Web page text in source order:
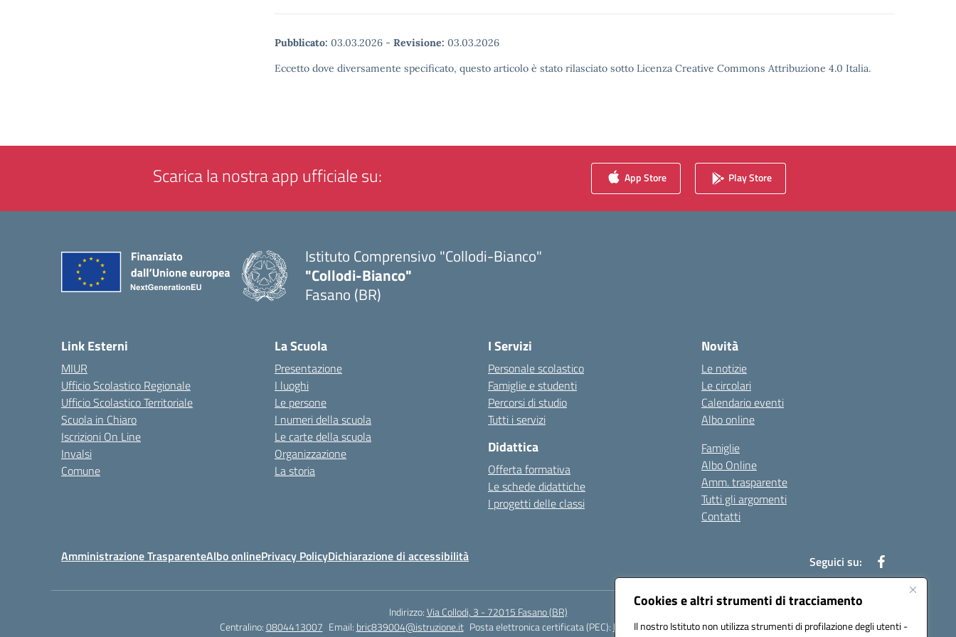
Cookies e altri strumenti di tracciamento
Il nostro Istituto non utilizza strumenti di profilazione degli utenti -
Pubblicato: 03.03.2026 - Revisione: 03.03.2026
Eccetto dove diversamente specificato, questo articolo è stato rilasciato sotto Licenza Creative Commons Attribuzione 4.0 Italia.
Scarica la nostra app ufficiale su: App Store Play Store
Istituto Comprensivo "Collodi-Bianco"
"Collodi-Bianco"
Fasano (BR)
Link Esterni
MIUR
Ufficio Scolastico Regionale
Ufficio Scolastico Territoriale
Scuola in Chiaro
Iscrizioni On Line
Invalsi
Comune
La Scuola
Presentazione
I luoghi
Le persone
I numeri della scuola
Le carte della scuola
Organizzazione
La storia
I Servizi
Personale scolastico
Famiglie e studenti
Percorsi di studio
Tutti i servizi
Didattica
Offerta formativa
Le schede didattiche
I progetti delle classi
Novità
Le notizie
Le circolari
Calendario eventi
Albo online
Famiglie
Albo Online
Amm. trasparente
Tutti gli argomenti
Contatti
Amministrazione TrasparenteAlbo onlinePrivacy PolicyDichiarazione di accessibilità Seguici su:
Indirizzo:Via Collodi, 3 - 72015 Fasano (BR)
Centralino:0804413007 Email: bric839004@istruzione.it Posta elettronica certificata (PEC): bric839004@pec.istruzione.it